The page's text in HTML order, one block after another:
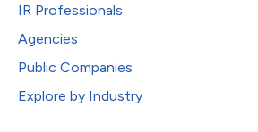
IR Professionals
Agencies
Public Companies
Explore by Industry